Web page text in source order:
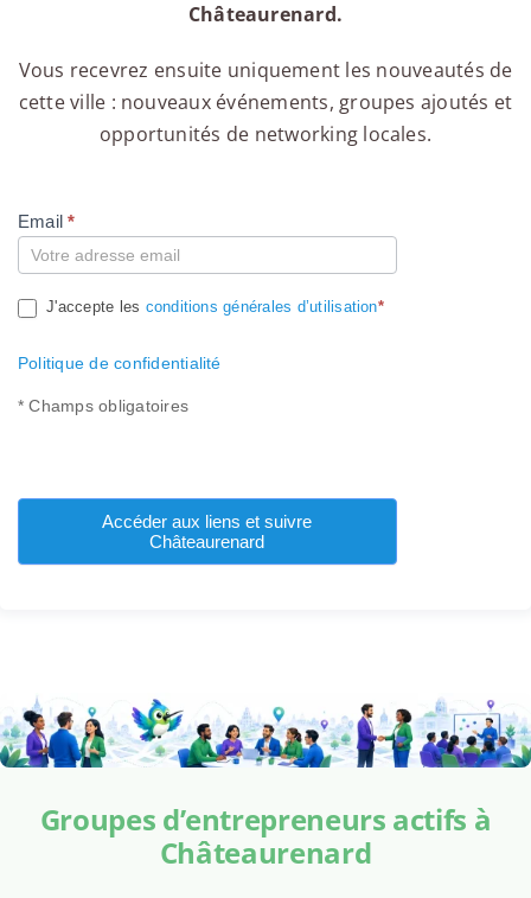
Châteaurenard.
Vous recevrez ensuite uniquement les nouveautés de
cette ville : nouveaux événements, groupes ajoutés et
opportunités de networking locales.
Compte
Email*
J'accepte les conditions générales d’utilisation*
Politique de confidentialité
* Champs obligatoires
Accéder aux liens et suivre
Châteaurenard
Groupes d’entrepreneurs actifs à
Châteaurenard